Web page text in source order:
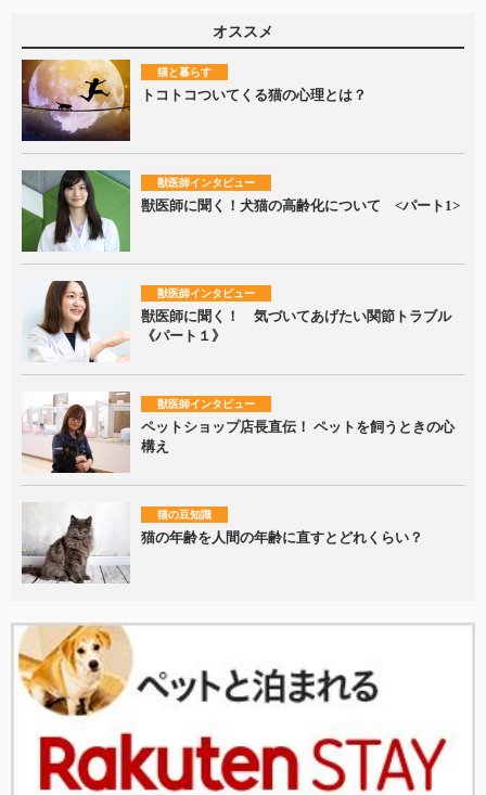
オススメ
猫と暮らす
トコトコついてくる猫の心理とは？
獣医師インタビュー
獣医師に聞く！犬猫の高齢化について <パート1>
獣医師インタビュー
獣医師に聞く！ 気づいてあげたい関節トラブル
《パート１》
獣医師インタビュー
ペットショップ店長直伝！ ペットを飼うときの心
構え
猫の豆知識
猫の年齢を人間の年齢に直すとどれくらい？